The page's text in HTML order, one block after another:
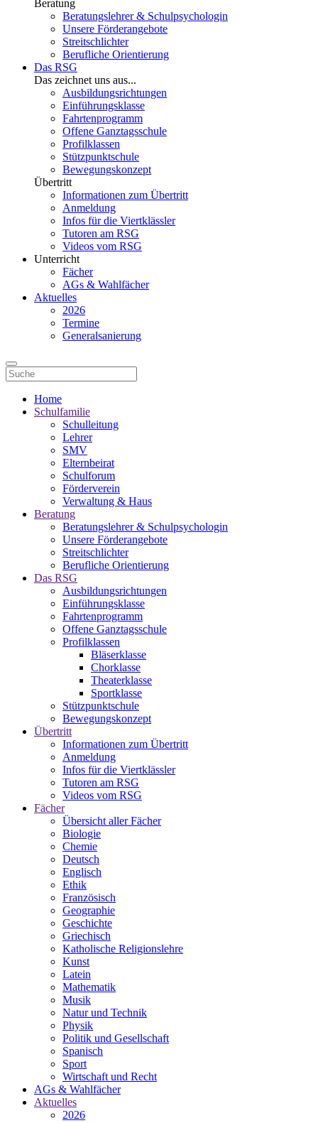
Beratung
Beratungslehrer & Schulpsychologin
Unsere Förderangebote
Streitschlichter
Berufliche Orientierung
Das RSG
Das zeichnet uns aus...
Ausbildungsrichtungen
Einführungsklasse
Fahrtenprogramm
Offene Ganztagsschule
Profilklassen
Stützpunktschule
Bewegungskonzept
Übertritt
Informationen zum Übertritt
Anmeldung
Infos für die Viertklässler
Tutoren am RSG
Videos vom RSG
Unterricht
Fächer
AGs & Wahlfächer
Aktuelles
2026
Termine
Generalsanierung
Home
Schulfamilie
Schulleitung
Lehrer
SMV
Elternbeirat
Schulforum
Förderverein
Verwaltung & Haus
Beratung
Beratungslehrer & Schulpsychologin
Unsere Förderangebote
Streitschlichter
Berufliche Orientierung
Das RSG
Ausbildungsrichtungen
Einführungsklasse
Fahrtenprogramm
Offene Ganztagsschule
Profilklassen
Bläserklasse
Chorklasse
Theaterklasse
Sportklasse
Stützpunktschule
Bewegungskonzept
Übertritt
Informationen zum Übertritt
Anmeldung
Infos für die Viertklässler
Tutoren am RSG
Videos vom RSG
Fächer
Übersicht aller Fächer
Biologie
Chemie
Deutsch
Englisch
Ethik
Französisch
Geographie
Geschichte
Griechisch
Katholische Religionslehre
Kunst
Latein
Mathematik
Musik
Natur und Technik
Physik
Politik und Gesellschaft
Spanisch
Sport
Wirtschaft und Recht
AGs & Wahlfächer
Aktuelles
2026